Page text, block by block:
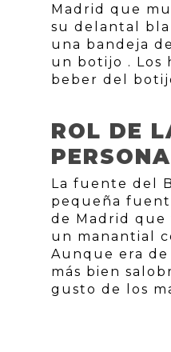
Madrid que
su delantal
una bandeja
un botijo . Los
beber del
ROL DE
La fuente del
pequeña
de Madrid que
un manantial
Aunque era de
más bien
gusto de los